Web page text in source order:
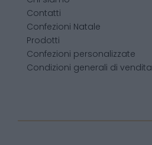
Contatti
Confezioni Natale
Prodotti
Confezioni personalizzate
Condizioni generali di vendita